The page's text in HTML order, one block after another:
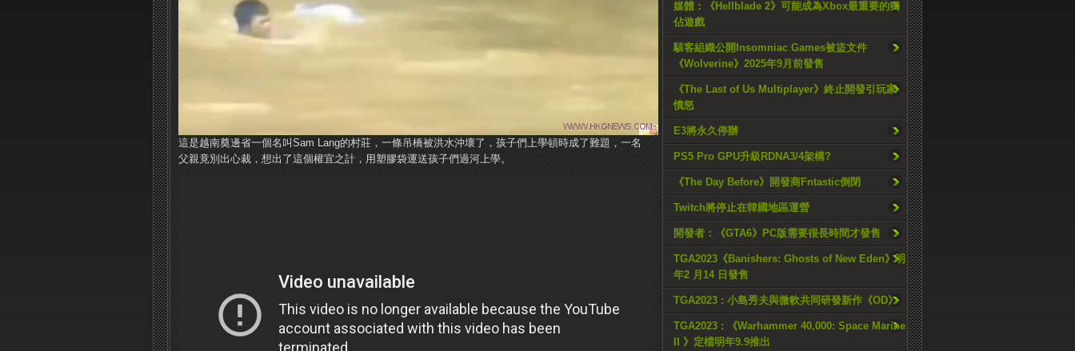
媒體：《Hellblade 2》可能成為Xbox最重要的獨
佔遊戲
駭客組織公開Insomniac Games被盜文件
《Wolverine》2025年9月前發售
《The Last of Us Multiplayer》終止開發引玩家
憤怒
E3將永久停辦
PS5 Pro GPU升級RDNA3/4架構?
《The Day Before》開發商Fntastic倒閉
Twitch將停止在韓國地區運營
開發者：《GTA6》PC版需要很長時間才發售
TGA2023《Banishers: Ghosts of New Eden》明
年2 月14 日發售
TGA2023 : 小島秀夫與微軟共同研發新作《OD》
TGA2023 : 《Warhammer 40,000: Space Marine
II 》定檔明年9.9推出
這是越南奠邊省一個名叫Sam Lang的村莊，一條吊橋被洪水沖壞了，孩子們上學頓時成了難題，一名
父親竟別出心裁，想出了這個權宜之計，用塑膠袋運送孩子們過河上學。